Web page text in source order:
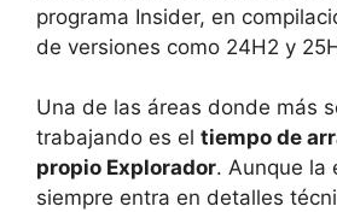
programa Insider, en
de versiones como 24H2 y
Una de las áreas donde más
trabajando es el tiempo de
propio Explorador. Aunque la
siempre entra en detalles